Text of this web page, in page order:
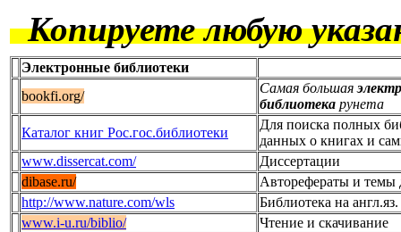
Копируете любую
Электронные библиотеки
bookfi.org/
Самая большая
библиотека рунета
Каталог книг Рос.гос.библиотеки
Для поиска полных
данных о книгах и
www.dissercat.com/
Диссертации
dibase.ru/
Авторефераты и темы
http://www.nature.com/wls
Библиотека на англ.яз.
www.i-u.ru/biblio/
Чтение и скачивание